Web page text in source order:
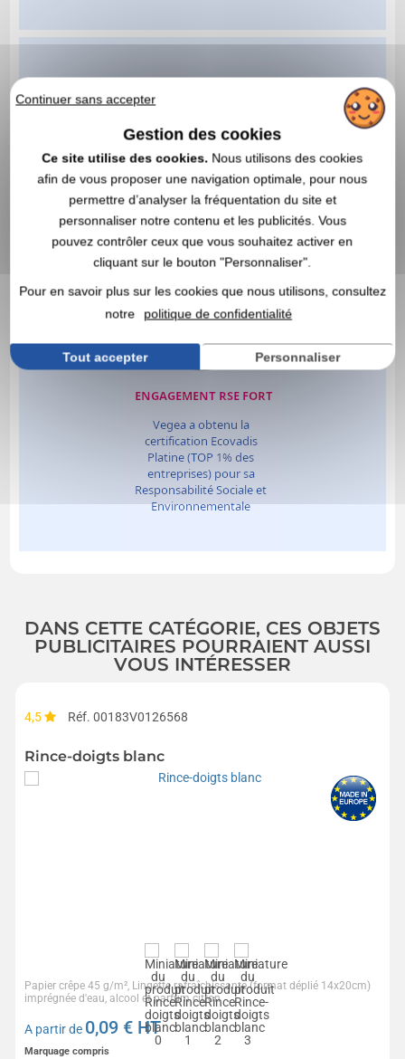
DANS CETTE CATÉGORIE, CES OBJETS
PUBLICITAIRES POURRAIENT AUSSI
VOUS INTÉRESSER
4,5 Réf. 00183V0126568
Rince-doigts blanc
Papier crêpe 45 g/m², Lingette rafraîchissante (format déplié 14x20cm)
imprégnée d'eau, alcool et parfum citron
A partir de 0,09 € HT
Marquage compris
Continuer sans accepter
Gestion des cookies
Ce site utilise des cookies. Nous utilisons des cookies
afin de vous proposer une navigation optimale, pour nous
permettre d’analyser la fréquentation du site et
personnaliser notre contenu et les publicités. Vous
pouvez contrôler ceux que vous souhaitez activer en
cliquant sur le bouton "Personnaliser".
Pour en savoir plus sur les cookies que nous utilisons, consultez
notre
politique de confidentialité
Tout accepter Personnaliser